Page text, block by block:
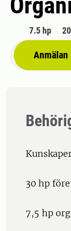
7.5 hp
Anmälan
30 hp
7,5 hp